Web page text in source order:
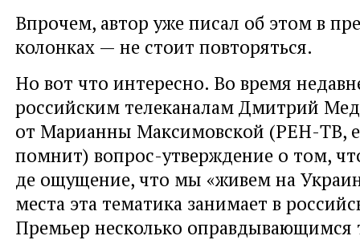
Впрочем, автор уже писал об этом в
колонках — не стоит повторяться.
Но вот что интересно. Во время
российским телеканалам Дмитрий
от Марианны Максимовской (РЕН-ТВ,
помнит) вопрос-утверждение о том,
де ощущение, что мы «живем на
места эта тематика занимает в
Премьер несколько оправдывающимся